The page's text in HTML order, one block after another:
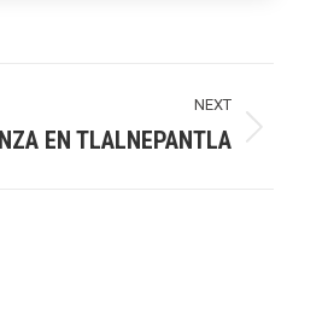
NEXT
EN TLALNEPANTLA